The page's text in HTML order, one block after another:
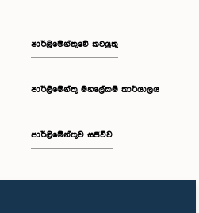
පාර්ලිමේන්තුවේ කටයුතු
පාර්ලිමේන්තු මහලේකම් කාර්යාලය
පාර්ලිමේන්තුව සජීවීව